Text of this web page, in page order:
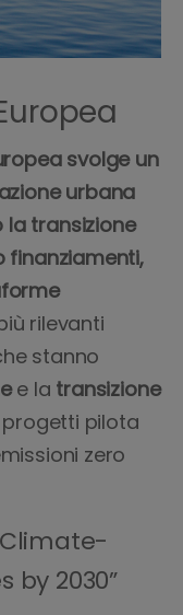
svolge un
urbana
la transizione
finanziamenti,
rilevanti
stanno
e la transizione
progetti pilota
zero
by 2030”